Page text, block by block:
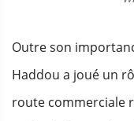
Outre son
Haddou a joué un
route commerciale